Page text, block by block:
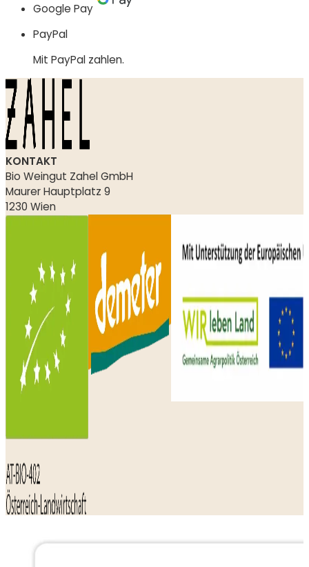
Google Pay
PayPal
Mit PayPal zahlen.
KONTAKT
Bio Weingut Zahel GmbH
Maurer Hauptplatz 9
1230 Wien